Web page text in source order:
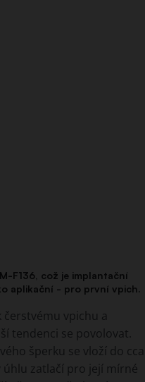
F136, což je implantační
aplikační - pro první vpich.
čerstvému vpichu a
tendenci se povolovat.
šperku se vloží do cca
zatlačí pro její mírné